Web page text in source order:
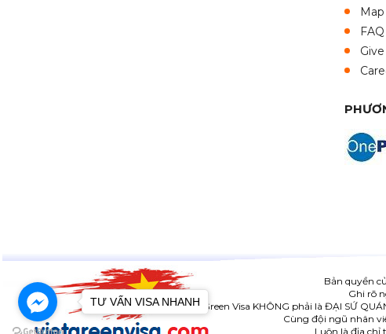
FAQ
Bản quyền
Ghi rõ
Viet Green Visa KHÔNG phải là ĐẠI SỨ
Cùng đội ngũ nhân
Luôn là địa chỉ
TƯ VẤN VISA NHANH